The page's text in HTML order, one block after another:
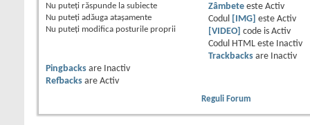
Nu puteţi răspunde la subiecte
Nu puteţi adăuga ataşamente
Nu puteţi modifica posturile proprii
Zâmbeteeste Activ
Codul
[IMG] este Activ
[VIDEO]
code is Activ
Codul HTML este
Inactiv
Trackbacksare
Inactiv
Pingbacks are
Inactiv
Refbacks are Activ
Reguli Forum